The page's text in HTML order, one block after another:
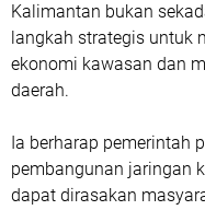
Kalimantan bukan
langkah strategis untuk
ekonomi kawasan dan
daerah.
Ia berharap pemerintah
pembangunan jaringan
dapat dirasakan